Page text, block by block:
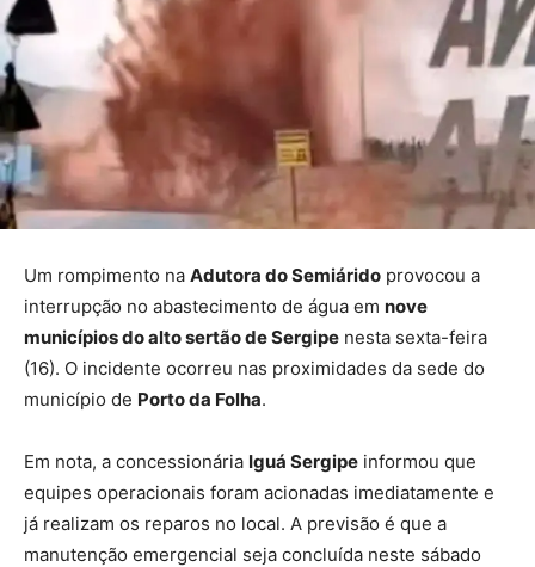
Um rompimento na Adutora do Semiárido provocou a
interrupção no abastecimento de água em nove
municípios do alto sertão deSergipe nesta sexta-feira
(16). O incidente ocorreu nas proximidades da sede do
município de Porto da Folha.
Em nota, a concessionária Iguá Sergipe informou que
equipes operacionais foram acionadas imediatamente e
já realizam os reparos no local. A previsão é que a
manutenção emergencial seja concluída neste sábado